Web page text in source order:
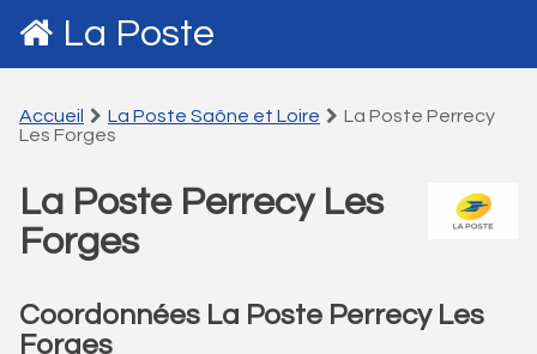
La Poste
Accueil La Poste Saône et Loire
La Poste Perrecy
Les Forges
La Poste Perrecy Les
Forges
Coordonnées La Poste Perrecy Les
Forges